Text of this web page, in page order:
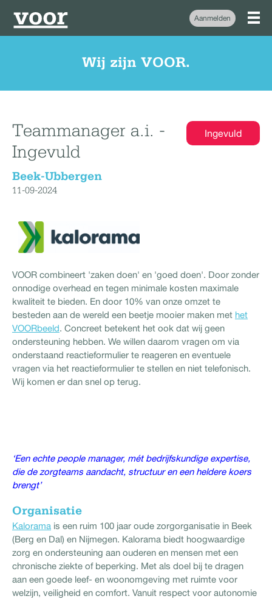
Aanmelden
Wij zijn VOOR.
Ingevuld
Teammanager a.i. -
Ingevuld
Beek-Ubbergen
11-09-2024
VOOR combineert 'zaken doen' en 'goed doen'. Door zonder
onnodige overhead en tegen minimale kosten maximale
kwaliteit te bieden. En door 10% van onze omzet te
besteden aan de wereld een beetje mooier maken met het
VOORbeeld. Concreet betekent het ook dat wij geen
ondersteuning hebben. We willen daarom vragen om via
onderstaand reactieformulier te reageren en eventuele
vragen via het reactieformulier te stellen en niet telefonisch.
Wij komen er dan snel op terug.
‘Een echte people manager, mét bedrijfskundige expertise,
die de zorgteams aandacht, structuur en een heldere koers
brengt’
Organisatie
Kalorama is een ruim 100 jaar oude zorgorganisatie in Beek
(Berg en Dal) en Nijmegen. Kalorama biedt hoogwaardige
zorg en ondersteuning aan ouderen en mensen met een
chronische ziekte of beperking. Met als doel bij te dragen
aan een goede leef- en woonomgeving met ruimte voor
welzijn, veiligheid en comfort. Vanuit respect voor autonomie